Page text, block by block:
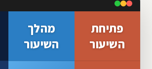
פתיחת
השיעור
מהלך
השיעור